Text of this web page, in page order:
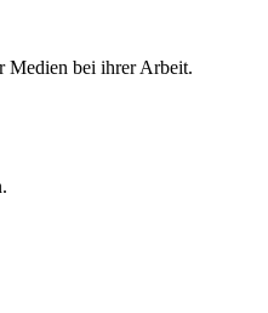
Medien bei ihrer Arbeit.